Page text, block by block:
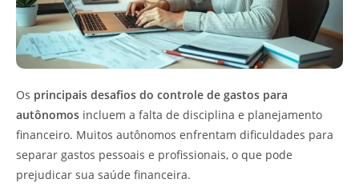
Os principais desafios do controle de gastos para
autônomos incluem a falta de disciplina e planejamento
financeiro. Muitos autônomos enfrentam dificuldades para
separar gastos pessoais e profissionais, o que pode
prejudicar sua saúde financeira.